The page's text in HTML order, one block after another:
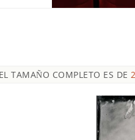
EL TAMAÑO COMPLETO ES DE